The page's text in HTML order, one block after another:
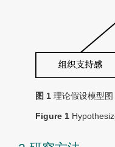
图 1 理论假设模型图
Figure 1